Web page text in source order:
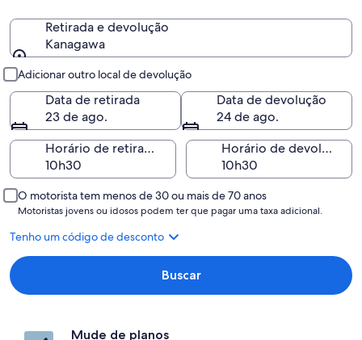
Retirada e devolução
Kanagawa
Adicionar outro local de devolução
Data de retirada
23 de ago.
Data de devolução
24 de ago.
Horário de retirada
Horário de devolução
O motorista tem menos de 30 ou mais de 70 anos
Motoristas jovens ou idosos podem ter que pagar uma taxa adicional.
Tenho um código de desconto
Buscar
Mude de planos